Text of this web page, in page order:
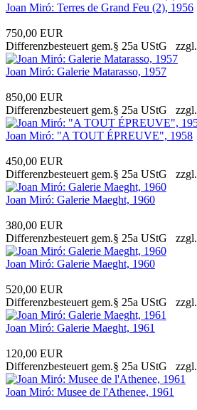
Joan Miró: Terres de Grand Feu (2), 1956
750,00 EUR
Differenzbesteuert gem.§ 25a UStG zzgl.
Joan Miró: Galerie Matarasso, 1957
850,00 EUR
Differenzbesteuert gem.§ 25a UStG zzgl.
Joan Miró: "A TOUT ÉPREUVE", 1958
450,00 EUR
Differenzbesteuert gem.§ 25a UStG zzgl.
Joan Miró: Galerie Maeght, 1960
380,00 EUR
Differenzbesteuert gem.§ 25a UStG zzgl.
Joan Miró: Galerie Maeght, 1960
520,00 EUR
Differenzbesteuert gem.§ 25a UStG zzgl.
Joan Miró: Galerie Maeght, 1961
120,00 EUR
Differenzbesteuert gem.§ 25a UStG zzgl.
Joan Miró: Musee de l'Athenee, 1961